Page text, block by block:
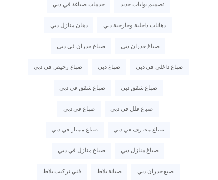
تصميم بوابات حديد خدمات صباغة في دبي
دهانات داخلية وخارجية دبي دهان منازل دبي
صباغ جدران دبي صباغ جدران في دبي
صباغ داخلي في دبي صباغ دبي صباغ رخيص في دبي
صباغ شقق دبي صباغ شقق في دبي
صباغ فلل في دبي صباغ في دبي
صباغ محترف في دبي صباغ ممتاز في دبي
صباغ منازل دبي صباغ منازل في دبي
صبغ جدران دبي صيانة بلاط فني تركيب بلاط